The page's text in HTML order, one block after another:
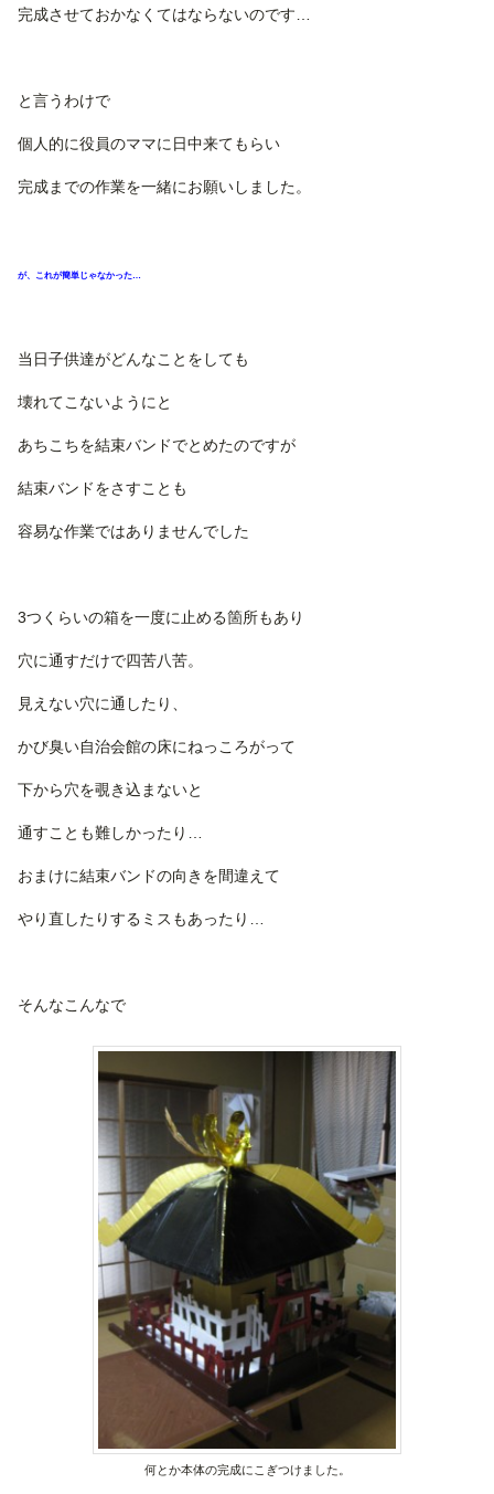
完成させておかなくてはならないのです…
と言うわけで
個人的に役員のママに日中来てもらい
完成までの作業を一緒にお願いしました。
が、これが簡単じゃなかった…
当日子供達がどんなことをしても
壊れてこないようにと
あちこちを結束バンドでとめたのですが
結束バンドをさすことも
容易な作業ではありませんでした
3つくらいの箱を一度に止める箇所もあり
穴に通すだけで四苦八苦。
見えない穴に通したり、
かび臭い自治会館の床にねっころがって
下から穴を覗き込まないと
通すことも難しかったり…
おまけに結束バンドの向きを間違えて
やり直したりするミスもあったり…
そんなこんなで
何とか本体の完成にこぎつけました。